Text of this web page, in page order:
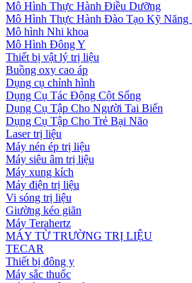
Mô Hình Thực Hành Điều Dưỡng
Mô Hình Thực Hành Đào Tạo Kỹ Năng
Mô hình Nhi khoa
Mô Hình Đông Y
Thiết bị vật lý trị liệu
Buồng oxy cao áp
Dụng cụ chỉnh hình
Dụng Cụ Tác Động Cột Sống
Dụng Cụ Tập Cho Người Tai Biến
Dụng Cụ Tập Cho Trẻ Bại Não
Laser trị liệu
Máy nén ép trị liệu
Máy siêu âm trị liệu
Máy xung kích
Máy điện trị liệu
Vi sóng trị liệu
Giường kéo giãn
Máy Terahertz
MÁY TỪ TRƯỜNG TRỊ LIỆU
TECAR
Thiết bị đông y
Máy sắc thuốc